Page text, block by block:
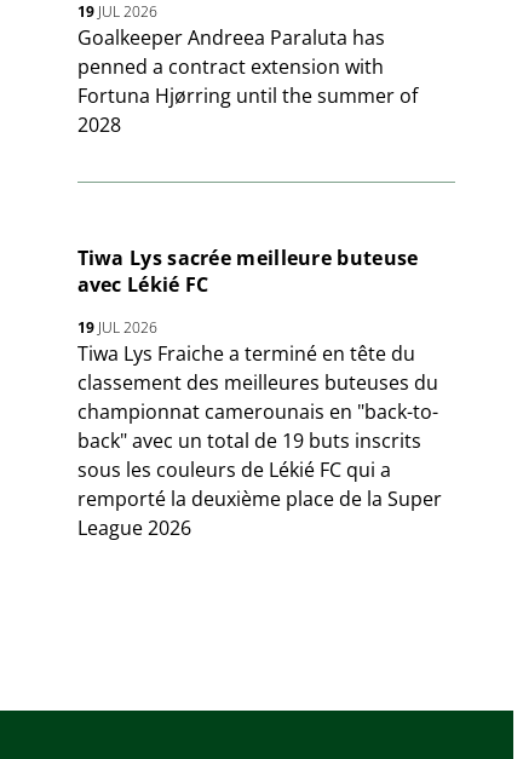
19JUL 2026
Goalkeeper Andreea Paraluta has
penned a contract extension with
Fortuna Hjørring until the summer of
2028
Tiwa Lys sacrée meilleure buteuse
avec Lékié FC
19JUL 2026
Tiwa Lys Fraiche a terminé en tête du
classement des meilleures buteuses du
championnat camerounais en "back-to-
back" avec un total de 19 buts inscrits
sous les couleurs de Lékié FC qui a
remporté la deuxième place de la Super
League 2026